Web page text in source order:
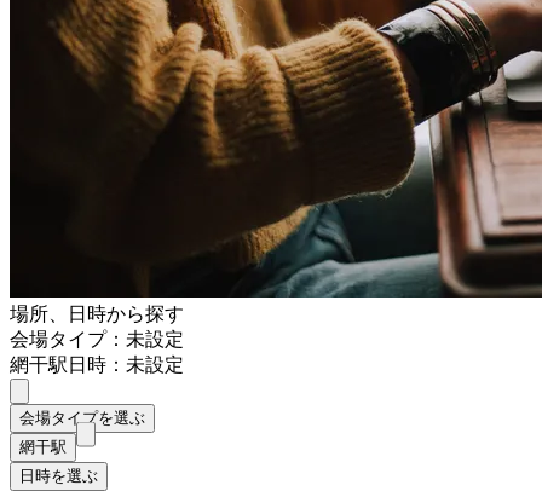
場所、日時から探す
会場タイプ：未設定
網干駅日時：未設定
会場タイプを選ぶ
網干駅
日時を選ぶ